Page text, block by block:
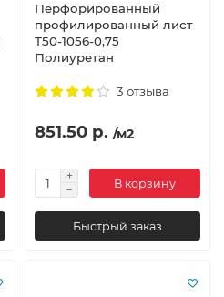
Перфорированный
профилированный лист
Т50-1056-0,75
Полиуретан
3 отзыва
851.50 р. /м2
В корзину
Быстрый заказ